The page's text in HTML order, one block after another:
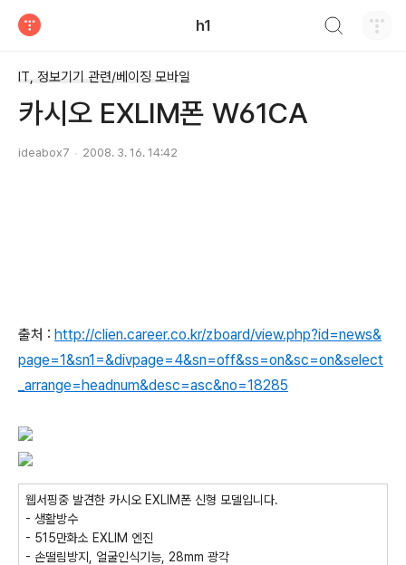
h1
IT, 정보기기 관련/베이징 모바일
카시오 EXLIM폰 W61CA
ideabox7 2008. 3. 16. 14:42
출처 : http://clien.career.co.kr/zboard/view.php?id=news&
page=1&sn1=&divpage=4&sn=off&ss=on&sc=on&select
_arrange=headnum&desc=asc&no=18285
웹서핑중 발견한 카시오 EXLIM폰 신형 모델입니다.
- 생활방수
- 515만화소 EXLIM 엔진
- 손떨림방지, 얼굴인식기능, 28mm 광각